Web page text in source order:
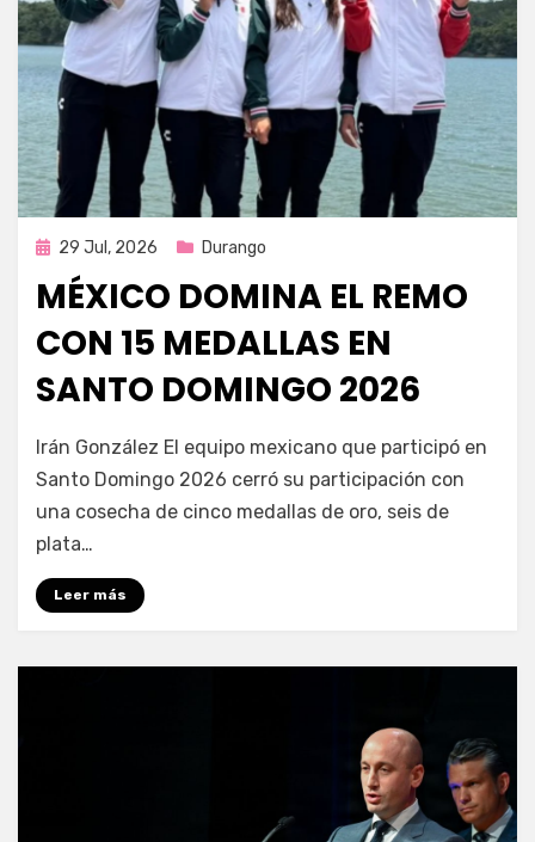
Publicada
29 Jul, 2026 Durango
MÉXICO DOMINA EL REMO
CON 15 MEDALLAS EN
SANTO DOMINGO 2026
por Fernando Miranda Servín
Irán González El equipo mexicano que participó en
Santo Domingo 2026 cerró su participación con
una cosecha de cinco medallas de oro, seis de
plata…
Leer más